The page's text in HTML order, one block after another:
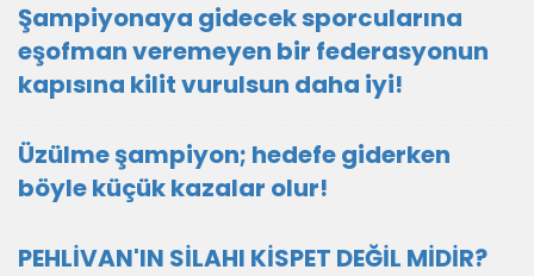
Şampiyonaya gidecek sporcularına
eşofman veremeyen bir federasyonun
kapısına kilit vurulsun daha iyi!
Üzülme şampiyon; hedefe giderken
böyle küçük kazalar olur!
PEHLİVAN'IN SİLAHI KİSPET DEĞİL MİDİR?